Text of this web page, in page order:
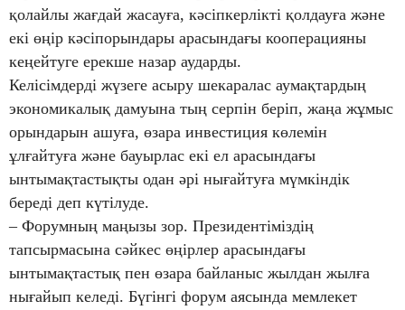
қолайлы жағдай жасауға, кәсіпкерлікті қолдауға және
екі өңір кәсіпорындары арасындағы кооперацияны
кеңейтуге ерекше назар аударды.
Келісімдерді жүзеге асыру шекаралас аумақтардың
экономикалық дамуына тың серпін беріп, жаңа жұмыс
орындарын ашуға, өзара инвестиция көлемін
ұлғайтуға және бауырлас екі ел арасындағы
ынтымақтастықты одан әрі нығайтуға мүмкіндік
береді деп күтілуде.
– Форумның маңызы зор. Президентіміздің
тапсырмасына сәйкес өңірлер арасындағы
ынтымақтастық пен өзара байланыс жылдан жылға
нығайып келеді. Бүгінгі форум аясында мемлекет